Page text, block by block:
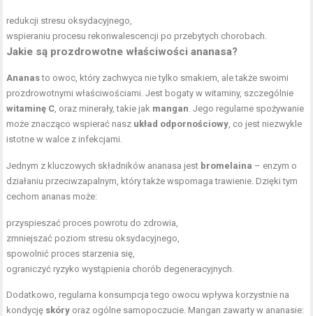
redukcji stresu oksydacyjnego,
wspieraniu procesu rekonwalescencji po przebytych chorobach.
Jakie są prozdrowotne właściwości ananasa?
Ananasto owoc, który zachwyca nie tylko smakiem, ale także swoimi
prozdrowotnymi właściwościami. Jest bogaty w witaminy, szczególnie
witaminę C , oraz minerały, takie jak mangan . Jego regularne spożywanie
może znacząco wspierać nasz układ odpornościowy , co jest niezwykle
istotne w walce z infekcjami.
Jednym z kluczowych składników ananasa jest bromelaina – enzym o
działaniu przeciwzapalnym, który także wspomaga trawienie. Dzięki tym
cechom ananas może:
przyspieszać proces powrotu do zdrowia,
zmniejszać poziom stresu oksydacyjnego,
spowolnić proces starzenia się,
ograniczyć ryzyko wystąpienia chorób degeneracyjnych.
Dodatkowo, regularna konsumpcja tego owocu wpływa korzystnie na
kondycję skóry oraz ogólne samopoczucie. Mangan zawarty w ananasie: